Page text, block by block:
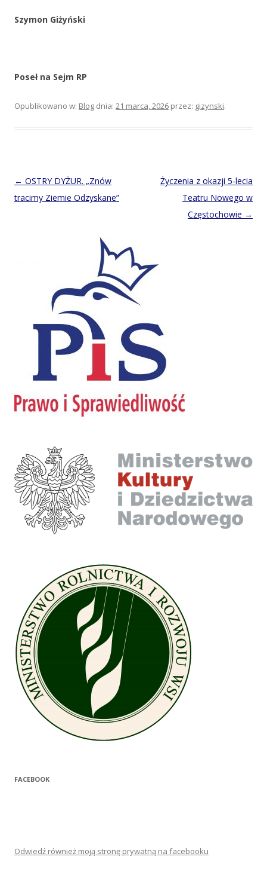
Szymon Giżyński
Poseł na Sejm RP
Opublikowano w: Blog dnia: 21 marca, 2026 przez: gizynski.
Post
navigation
← OSTRY DYŻUR. „Znów
tracimy Ziemie Odzyskane”
Życzenia z okazji 5-lecia
Teatru Nowego w
Częstochowie →
FACEBOOK
Odwiedź również moją stronę prywatną na facebooku